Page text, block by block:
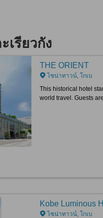
เรียวกัง
THE ORIENT
ไชน่าทาวน์, โกเบ
This historical hotel
world travel. Guests
Kobe Luminous
ไชน่าทาวน์, โกเบ